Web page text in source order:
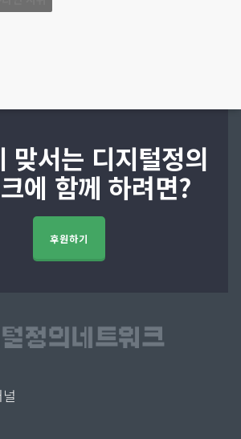
맞서는 디지털정의
에 함께 하려면?
후원하기